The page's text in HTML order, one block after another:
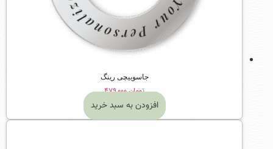
جاسوییچی رینگ
تومان۴۷۹,۰۰۰
افزودن به سبد خرید